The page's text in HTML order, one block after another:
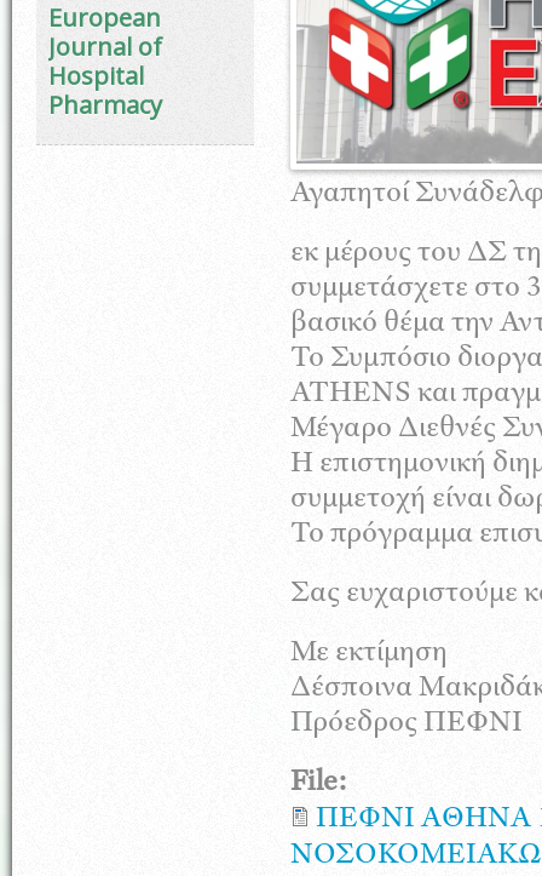
European
Journal of
Hospital
Pharmacy
Αγαπητοί
εκ μέρους του ΔΣ
συμμετάσχετε στο
βασικό θέμα την
Το Συμπόσιο
ATHENS και
Μέγαρο Διεθνές
Η επιστημονική
συμμετοχή είναι
Το πρόγραμμα
Σας ευχαριστούμε
Με εκτίμηση
Δέσποινα
Πρόεδρος ΠΕΦΝΙ
File:
ΠΕΦΝΙ ΑΘΗΝΑ